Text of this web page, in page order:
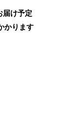
届け予定
かります